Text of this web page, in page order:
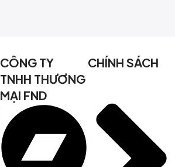
CÔNG TY
TNHH THƯƠNG
MẠI FND
CHÍNH SÁCH